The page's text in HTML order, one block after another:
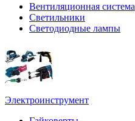
Вентиляционная система
Светильники
Светодиодные лампы
Электроинструмент